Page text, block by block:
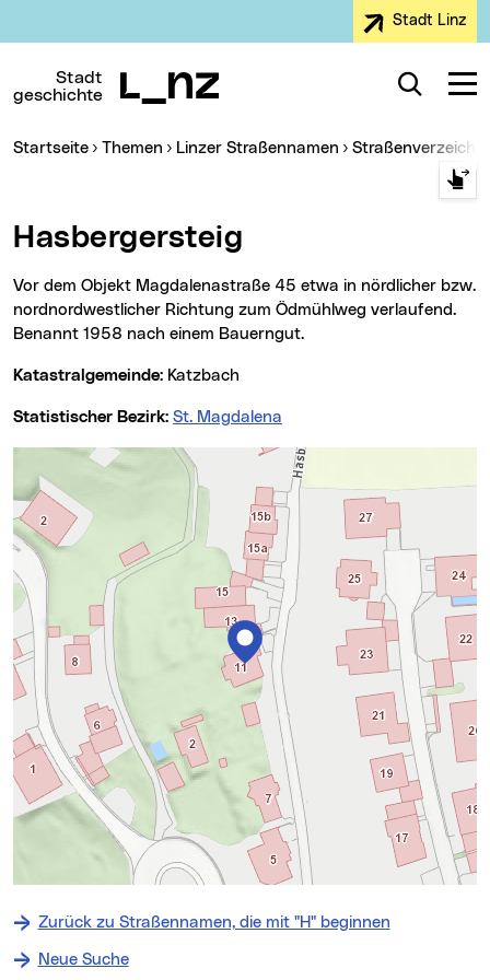
Stadt Linz
Stadt
geschichte
Suche
Sie sind hier:
Startseite Themen Linzer Straßennamen
Hasbergersteig
Vor dem Objekt Magdalenastraße 45 etwa in nördlicher bzw.
nordnordwestlicher Richtung zum Ödmühlweg verlaufend.
Benannt 1958 nach einem Bauerngut.
Katastralgemeinde: Katzbach
Statistischer Bezirk: St. Magdalena
Karte überspringen
⇧ Zurück zu Straßennamen, die mit "H" beginnen
Neue Suche